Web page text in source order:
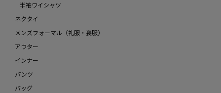
半袖ワイシャツ
ネクタイ
メンズフォーマル（礼服・喪服）
アウター
インナー
パンツ
バッグ